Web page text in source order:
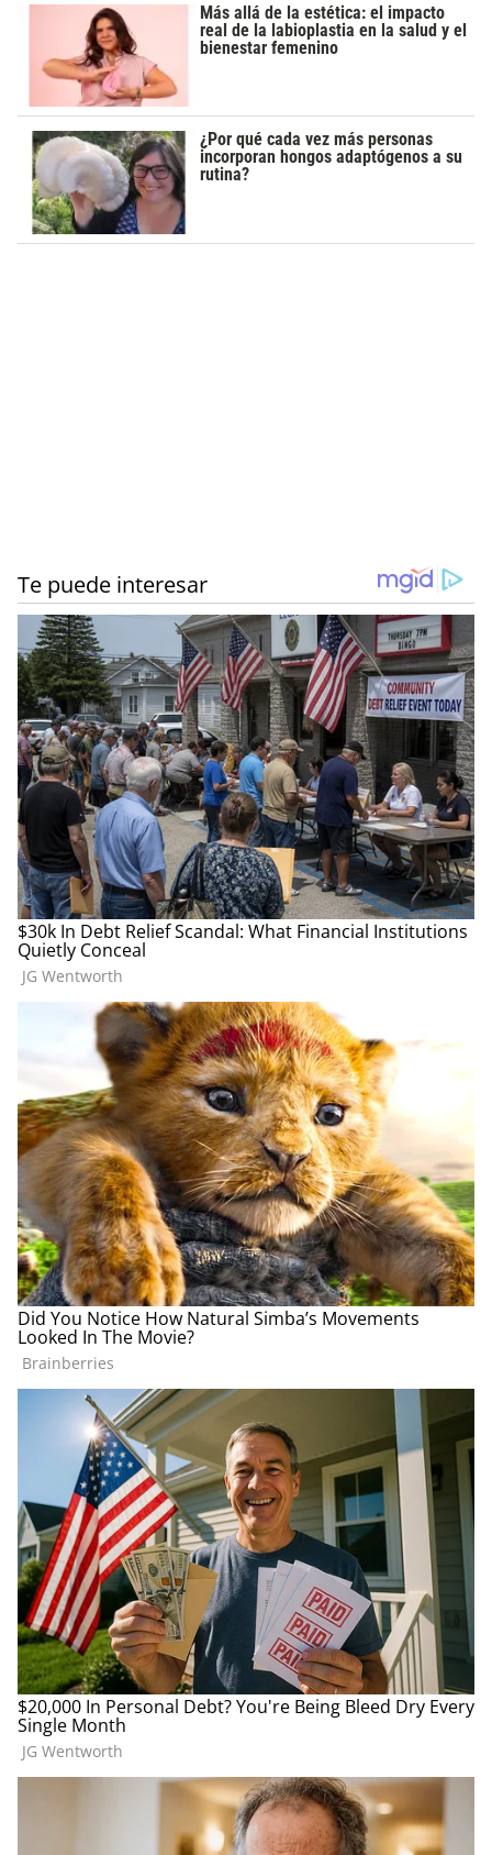
Más allá de la estética: el impacto
real de la labioplastia en la salud y el
bienestar femenino
¿Por qué cada vez más personas
incorporan hongos adaptógenos a su
rutina?